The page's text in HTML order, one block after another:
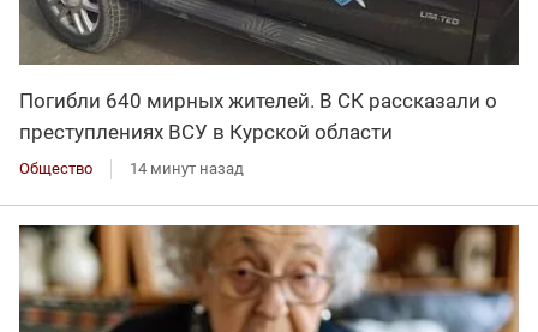
Погибли 640 мирных жителей. В СК рассказали о
преступлениях ВСУ в Курской области
Общество 14 минут назад